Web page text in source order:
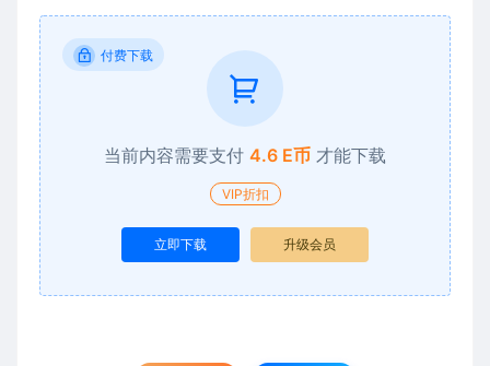
付费下载
当前内容需要支付 4.6 E币 才能下载
VIP折扣
立即下载 升级会员